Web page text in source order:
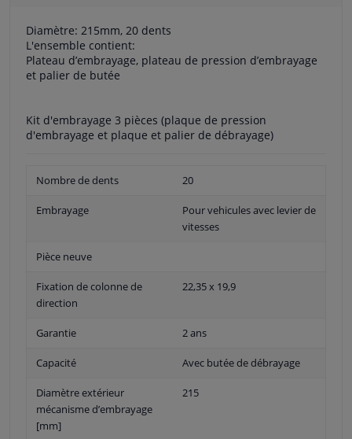
Diamètre: 215mm, 20 dents
L'ensemble contient:
Plateau d’embrayage, plateau de pression d’embrayage
et palier de butée
Kit d'embrayage 3 pièces (plaque de pression
d'embrayage et plaque et palier de débrayage)
Nombre de dents 20
Embrayage
Pour vehicules avec levier de
vitesses
Pièce neuve
Fixation de colonne de
direction
22,35 x 19,9
Garantie 2 ans
Capacité Avec butée de débrayage
Diamètre extérieur
mécanisme d’embrayage
[mm]
215